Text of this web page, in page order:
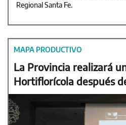
Regional Santa Fe.
MAPA PRODUCTIVO
La Provincia realizará
Hortiflorícola después